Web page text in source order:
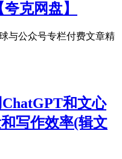
克网盘】
与公众号专栏付费文章精
和文心
写作效率(辑文